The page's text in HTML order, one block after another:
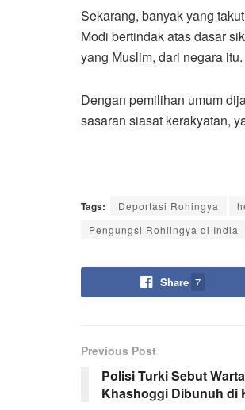
Sekarang, banyak yang
Modi bertindak atas dasar
yang Muslim, dari negara itu.
Dengan pemilihan umum
sasaran siasat kerakyatan,
Tags: Deportasi Rohingya
Pengungsi Rohiingya di India
Share 7
Previous Post
Polisi Turki Sebut
Khashoggi Dibunuh di